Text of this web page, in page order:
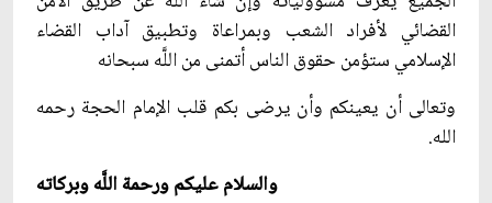
القضائي لأفراد الشعب وبمراعاة وتطبيق آداب القضاء
الإسلامي ستؤمن حقوق الناس أتمنى من اللَّه سبحانه
وتعالى أن يعينكم وأن يرضى بكم قلب الإمام الحجة رحمه
الله.
والسلام عليكم ورحمة اللَّه وبركاته‏